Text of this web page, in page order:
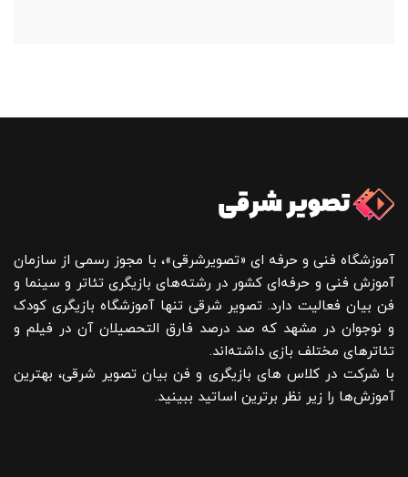
آموزشگاه فنی و حرفه ای «تصویرشرقی»، با مجوز رسمی از سازمان
آموزش فنی و حرفه‌ای کشور در رشته‌های بازیگری تئاتر و سینما و
فن بیان فعالیت دارد. تصویر شرقی تنها آموزشگاه بازیگری کودک
و نوجوان در مشهد که صد درصد فارق التحصیلان آن در فیلم و
تئاترهای مختلف بازی داشته‌اند.
با شرکت در کلاس های بازیگری و فن بیان تصویر شرقی، بهترین
آموزش‌ها را زیر نظر برترین اساتید ببینید.